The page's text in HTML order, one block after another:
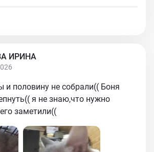
ИРИНА
и половину не собрали(( Боня
я не знаю,что нужно
заметили((